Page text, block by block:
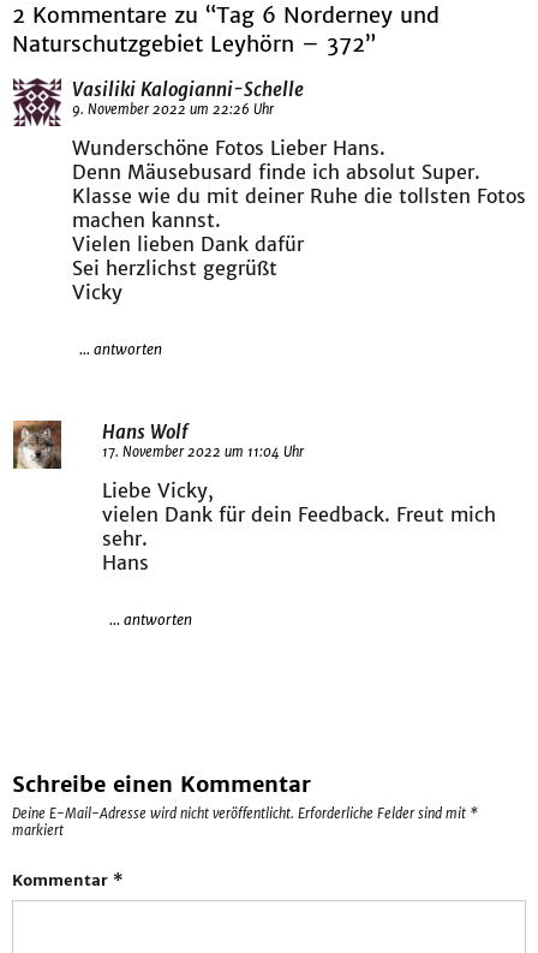
2 Kommentare zu “Tag 6 Norderney und
Naturschutzgebiet Leyhörn – 372”
Vasiliki Kalogianni-Schelle
9. November 2022 um 22:26 Uhr
Wunderschöne Fotos Lieber Hans.
Denn Mäusebusard finde ich absolut Super.
Klasse wie du mit deiner Ruhe die tollsten Fotos
machen kannst.
Vielen lieben Dank dafür
Sei herzlichst gegrüßt
Vicky
... antworten
Hans Wolf
17. November 2022 um 11:04 Uhr
Liebe Vicky,
vielen Dank für dein Feedback. Freut mich
sehr.
Hans
... antworten
Schreibe einen Kommentar
Deine E-Mail-Adresse wird nicht veröffentlicht. Erforderliche Felder sind mit *
markiert
Kommentar *